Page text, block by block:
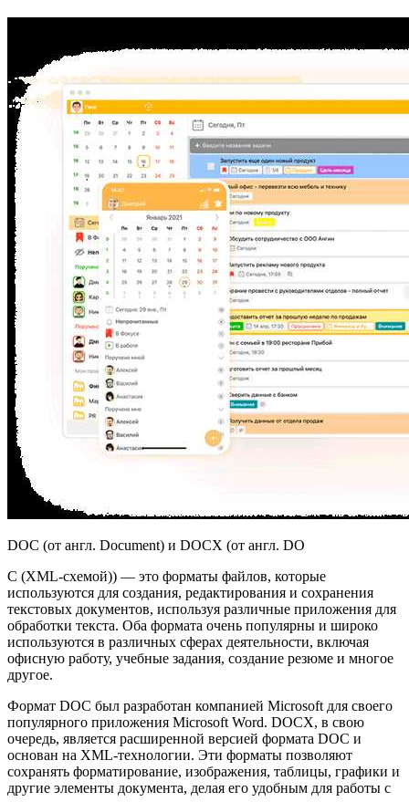
DOC (от англ. Document) и DOCX (от англ. DO
С (XML-схемой)) — это форматы файлов, которые
используются для создания, редактирования и сохранения
текстовых документов, используя различные приложения для
обработки текста. Оба формата очень популярны и широко
используются в различных сферах деятельности, включая
офисную работу, учебные задания, создание резюме и многое
другое.
Формат DOC был разработан компанией Microsoft для своего
популярного приложения Microsoft Word. DOCX, в свою
очередь, является расширенной версией формата DOC и
основан на XML-технологии. Эти форматы позволяют
сохранять форматирование, изображения, таблицы, графики и
другие элементы документа, делая его удобным для работы с